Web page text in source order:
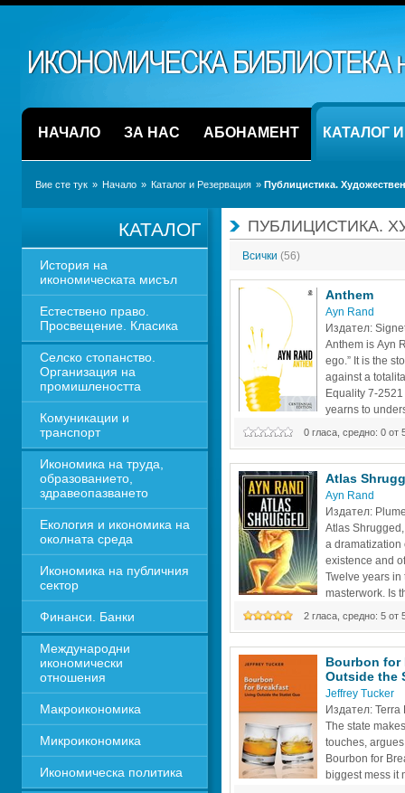
НАЧАЛО ЗА НАС АБОНАМЕНТ КАТАЛОГ
Вие сте тук » Начало » Каталог и Резервация » Публицистика.
КАТАЛОГ
История на
икономическата мисъл
Естествено право.
Просвещение. Класика
Селско стопанство.
Организация на
промишлеността
Комуникации и
транспорт
Икономика на труда,
образованието,
здравеопазването
Екология и икономика на
околната среда
Икономика на публичния
сектор
Финанси. Банки
Международни
икономически
отношения
Макроикономика
Микроикономика
Икономическа политика
ПУБЛИЦИСТИКА.
Всички (56)
Anthem
Ayn Rand
Издател:
Anthem is Ayn
ego.” It is the
against a
Equality 7-
yearns to
Things.” But
0 гласа, средно: 0 от
Atlas
Ayn Rand
Издател:
Atlas
a dramatization
existence and
Twelve years in
masterwork. Is
noble
2 гласа, средно: 5 от
Bourbon for
Outside the
Jeffrey Tucker
Издател: Terra
The state
touches,
Bourbon for
biggest mess it